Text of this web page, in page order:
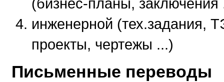
инженерной (тех.задания,
проекты, чертежы ...)
Письменные переводы